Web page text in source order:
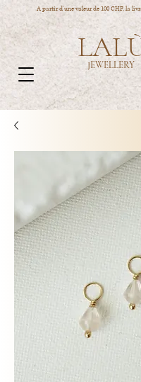
A partir d'une valeur de 100 CHF, la
JEWELLERY